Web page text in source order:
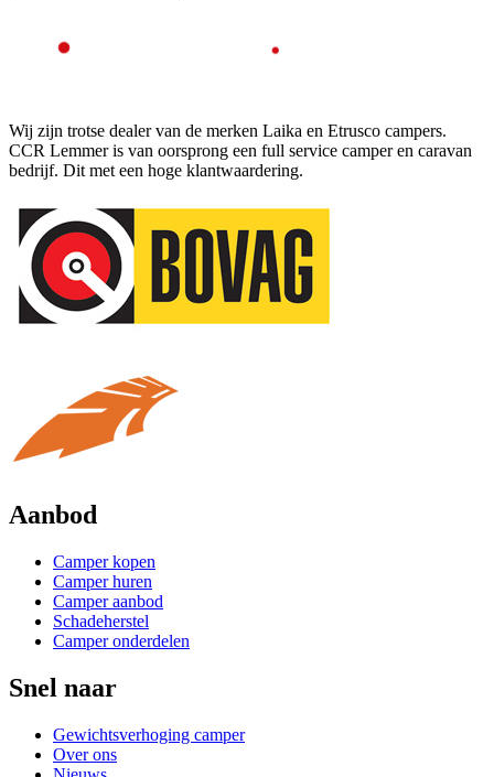
Wij zijn trotse dealer van de merken Laika en Etrusco campers.
CCR Lemmer is van oorsprong een full service camper en caravan
bedrijf. Dit met een hoge klantwaardering.
Aanbod
Camper kopen
Camper huren
Camper aanbod
Schadeherstel
Camper onderdelen
Snel naar
Gewichtsverhoging camper
Over ons